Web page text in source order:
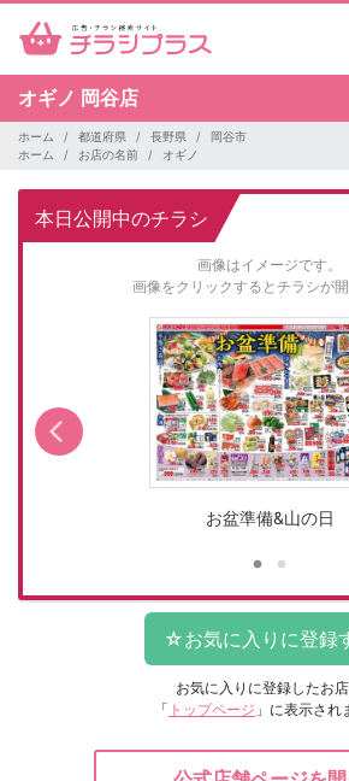
オギノ 岡谷店
ホーム 都道府県 長野県
岡谷市
ホーム
お店の名前 オギノ
本日公開中のチラシ
画像はイメージです。
画像をクリックするとチラシが開
お盆準備&山の日
お気に入りに登録したお
「 トップページ 」に表示され